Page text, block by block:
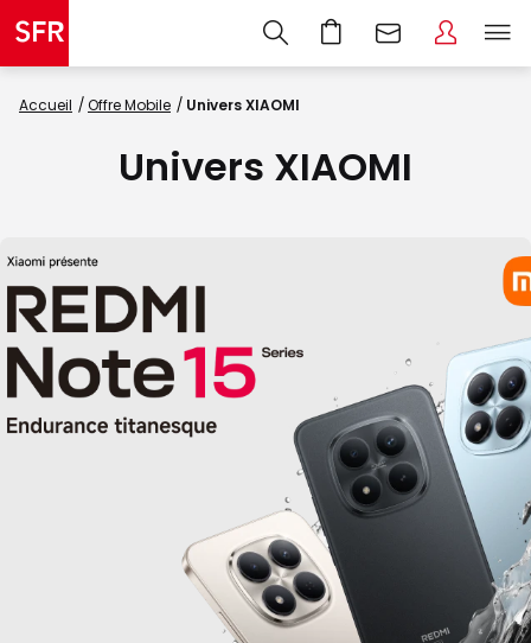
Accueil Offre Mobile Univers XIAOMI
Univers XIAOMI